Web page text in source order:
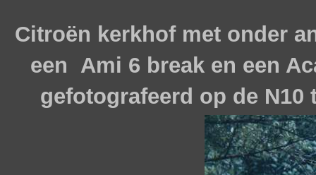
Citroën kerkhof met onder
een Ami 6 break en een
gefotografeerd op de N10